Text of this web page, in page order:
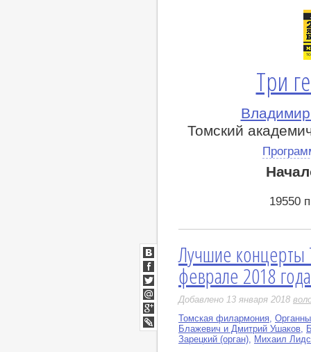
Три
Томский
19550
Лучшие концерты
феврале 2018 года
Добавлено 13 января 2018
Томская филармония
Блажевич и Дмитрий Ушаков
Зарецкий (орган)
Михаил
ВКонтакте
Facebook
Twitter
Мой
Мир
Google+
LiveJournal